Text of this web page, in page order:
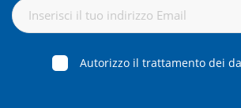
Autorizzo il trattamento dei